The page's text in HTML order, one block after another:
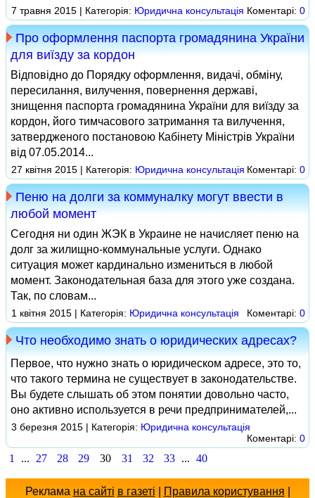
7 травня 2015 | Категорія: Юридична консультація Коментарі: 0
Про оформлення паспорта громадянина України
для виїзду за кордон
Відповідно до Порядку оформлення, видачі, обміну,
пересилання, вилучення, повернення державі,
знищення паспорта громадянина України для виїзду за
кордон, його тимчасового затримання та вилучення,
затвердженого постановою Кабінету Міністрів України
від 07.05.2014...
27 квітня 2015 | Категорія: Юридична консультація Коментарі: 0
Пеню на долги за коммуналку могут ввести в
любой момент
Сегодня ни один ЖЭК в Украине не начисляет пеню на
долг за жилищно-коммунальные услуги. Однако
ситуация может кардинально измениться в любой
момент. Законодательная база для этого уже создана.
Так, по словам...
1 квітня 2015 | Категорія: Юридична консультація Коментарі: 0
Что необходимо знать о юридических адресах?
Первое, что нужно знать о юридическом адресе, это то,
что такого термина не существует в законодательстве.
Вы будете слышать об этом понятии довольно часто,
оно активно используется в речи предпринимателей,...
3 березня 2015 | Категорія: Юридична консультація
Коментарі: 0
1 ... 27 28 29 30 31 32 33 ... 40
Реклама на сайті в газеті Правила користування